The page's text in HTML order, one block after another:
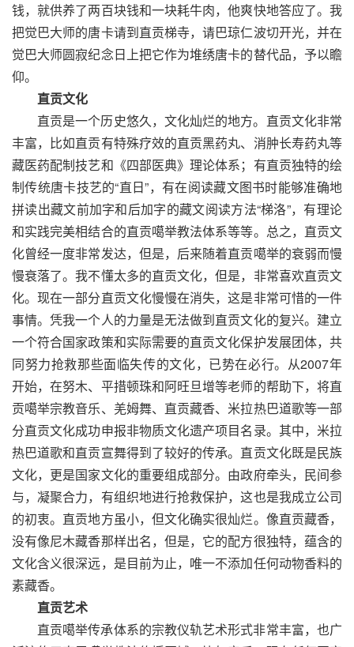
钱，就供养了两百块钱和一块耗牛肉，他爽快地答应了。我
把觉巴大师的唐卡请到直贡梯寺，请巴琼仁波切开光，并在
觉巴大师圆寂纪念日上把它作为堆绣唐卡的替代品，予以瞻
仰。
直贡文化
直贡是一个历史悠久，文化灿烂的地方。直贡文化非常
丰富，比如直贡有特殊疗效的直贡黑药丸、消肿长寿药丸等
藏医药配制技艺和《四部医典》理论体系；有直贡独特的绘
制传统唐卡技艺的“直日”，有在阅读藏文图书时能够准确地
拼读出藏文前加字和后加字的藏文阅读方法“梯洛”，有理论
和实践完美相结合的直贡噶举教法体系等等。总之，直贡文
化曾经一度非常发达，但是，后来随着直贡噶举的衰弱而慢
慢衰落了。我不懂太多的直贡文化，但是，非常喜欢直贡文
化。现在一部分直贡文化慢慢在消失，这是非常可惜的一件
事情。凭我一个人的力量是无法做到直贡文化的复兴。建立
一个符合国家政策和实际需要的直贡文化保护发展团体，共
同努力抢救那些面临失传的文化，已势在必行。从2007年
开始，在努木、平措顿珠和阿旺旦增等老师的帮助下，将直
贡噶举宗教音乐、羌姆舞、直贡藏香、米拉热巴道歌等一部
分直贡文化成功申报非物质文化遗产项目名录。其中，米拉
热巴道歌和直贡宣舞得到了较好的传承。直贡文化既是民族
文化，更是国家文化的重要组成部分。由政府牵头，民间参
与，凝聚合力，有组织地进行抢救保护，这也是我成立公司
的初衷。直贡地方虽小，但文化确实很灿烂。像直贡藏香，
没有像尼木藏香那样出名，但是，它的配方很独特，蕴含的
文化含义很深远，是目前为止，唯一不添加任何动物香料的
素藏香。
直贡艺术
直贡噶举传承体系的宗教仪轨艺术形式非常丰富，也广